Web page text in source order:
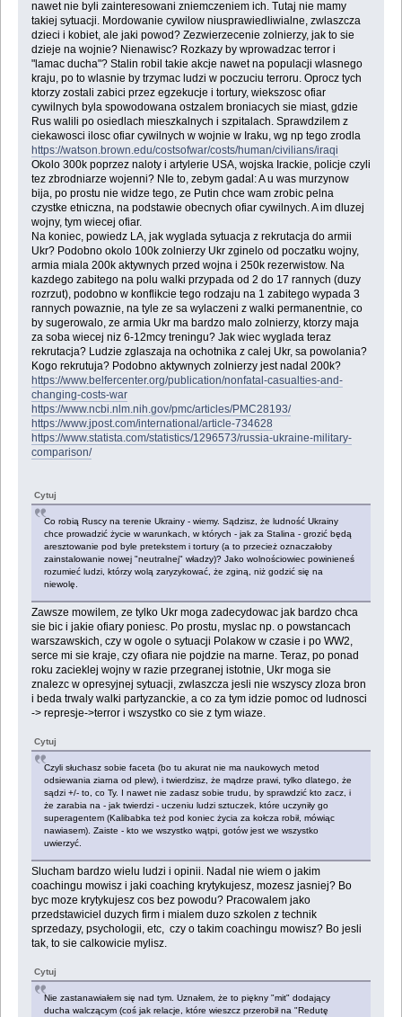
nawet nie byli zainteresowani zniemczeniem ich. Tutaj nie mamy
takiej sytuacji. Mordowanie cywilow niusprawiedliwialne, zwlaszcza
dzieci i kobiet, ale jaki powod? Zezwierzecenie zolnierzy, jak to sie
dzieje na wojnie? Nienawisc? Rozkazy by wprowadzac terror i
"lamac ducha"? Stalin robil takie akcje nawet na populacji wlasnego
kraju, po to wlasnie by trzymac ludzi w poczuciu terroru. Oprocz tych
ktorzy zostali zabici przez egzekucje i tortury, wiekszosc ofiar
cywilnych byla spowodowana ostzalem broniacych sie miast, gdzie
Rus walili po osiedlach mieszkalnych i szpitalach. Sprawdzilem z
ciekawosci ilosc ofiar cywilnych w wojnie w Iraku, wg np tego zrodla
https://watson.brown.edu/costsofwar/costs/human/civilians/iraqi
Okolo 300k poprzez naloty i artylerie USA, wojska Irackie, policje czyli
tez zbrodniarze wojenni? NIe to, zebym gadal: A u was murzynow
bija, po prostu nie widze tego, ze Putin chce wam zrobic pelna
czystke etniczna, na podstawie obecnych ofiar cywilnych. A im dluzej
wojny, tym wiecej ofiar.
Na koniec, powiedz LA, jak wyglada sytuacja z rekrutacja do armii
Ukr? Podobno okolo 100k zolnierzy Ukr zginelo od poczatku wojny,
armia miala 200k aktywnych przed wojna i 250k rezerwistow. Na
kazdego zabitego na polu walki przypada od 2 do 17 rannych (duzy
rozrzut), podobno w konflikcie tego rodzaju na 1 zabitego wypada 3
rannych powaznie, na tyle ze sa wylaczeni z walki permanentnie, co
by sugerowalo, ze armia Ukr ma bardzo malo zolnierzy, ktorzy maja
za soba wiecej niz 6-12mcy treningu? Jak wiec wyglada teraz
rekrutacja? Ludzie zglaszaja na ochotnika z calej Ukr, sa powolania?
Kogo rekrutuja? Podobno aktywnych zolnierzy jest nadal 200k?
https://www.belfercenter.org/publication/nonfatal-casualties-and-
changing-costs-war
https://www.ncbi.nlm.nih.gov/pmc/articles/PMC28193/
https://www.jpost.com/international/article-734628
https://www.statista.com/statistics/1296573/russia-ukraine-military-
comparison/
Cytuj
Co robią Ruscy na terenie Ukrainy - wiemy. Sądzisz, że ludność Ukrainy
chce prowadzić życie w warunkach, w których - jak za Stalina - grozić będą
aresztowanie pod byle pretekstem i tortury (a to przecież oznaczałoby
zainstalowanie nowej "neutralnej" władzy)? Jako wolnościowiec powinieneś
rozumieć ludzi, którzy wolą zaryzykować, że zginą, niż godzić się na
niewolę.
Zawsze mowilem, ze tylko Ukr moga zadecydowac jak bardzo chca
sie bic i jakie ofiary poniesc. Po prostu, myslac np. o powstancach
warszawskich, czy w ogole o sytuacji Polakow w czasie i po WW2,
serce mi sie kraje, czy ofiara nie pojdzie na marne. Teraz, po ponad
roku zacieklej wojny w razie przegranej istotnie, Ukr moga sie
znalezc w opresyjnej sytuacji, zwlaszcza jesli nie wszyscy zloza bron
i beda trwaly walki partyzanckie, a co za tym idzie pomoc od ludnosci
-> represje->terror i wszystko co sie z tym wiaze.
Cytuj
Czyli słuchasz sobie faceta (bo tu akurat nie ma naukowych metod
odsiewania ziarna od plew), i twierdzisz, że mądrze prawi, tylko dlatego, że
sądzi +/- to, co Ty. I nawet nie zadasz sobie trudu, by sprawdzić kto zacz, i
że zarabia na - jak twierdzi - uczeniu ludzi sztuczek, które uczyniły go
superagentem (Kalibabka też pod koniec życia za kołcza robił, mówiąc
nawiasem). Zaiste - kto we wszystko wątpi, gotów jest we wszystko
uwierzyć.
Slucham bardzo wielu ludzi i opinii. Nadal nie wiem o jakim
coachingu mowisz i jaki coaching krytykujesz, mozesz jasniej? Bo
byc moze krytykujesz cos bez powodu? Pracowalem jako
przedstawiciel duzych firm i mialem duzo szkolen z technik
sprzedazy, psychologii, etc, czy o takim coachingu mowisz? Bo jesli
tak, to sie calkowicie mylisz.
Cytuj
Nie zastanawiałem się nad tym. Uznałem, że to piękny "mit" dodający
ducha walczącym (coś jak relacje, które wieszcz przerobił na "Redutę